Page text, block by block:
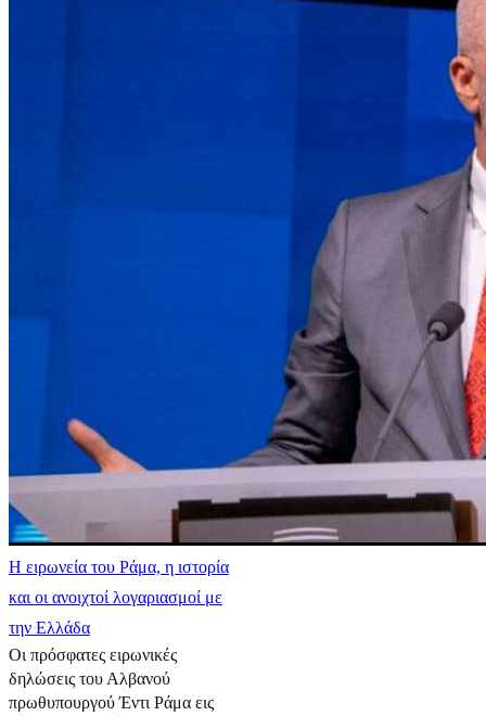
Η ειρωνεία του Ράμα, η ιστορία
και οι ανοιχτοί λογαριασμοί με
την Ελλάδα
Οι πρόσφατες ειρωνικές
δηλώσεις του Αλβανού
πρωθυπουργού Έντι Ράμα εις